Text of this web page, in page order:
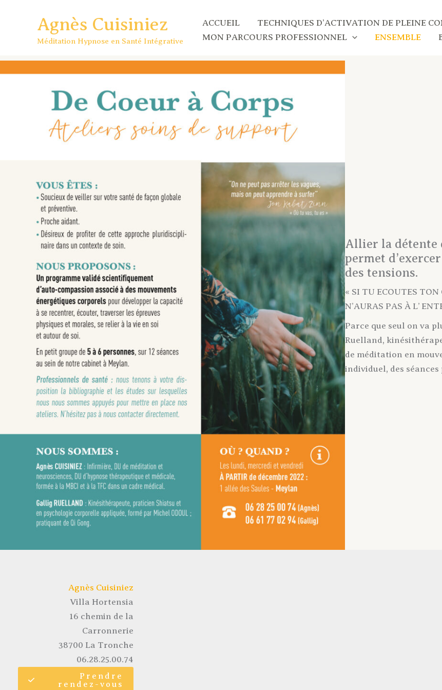
Agnès Cuisiniez
Méditation Hypnose en Santé Intégrative
ACCUEIL
TECHNIQUES D’ACTIVATION DE PLEINE
MON PARCOURS PROFESSIONNEL
ENSEMBLE
Allier la détente
permet
des tensions.
« SI TU ECOUTES
N’AURAS PAS À L’
Parce que seul on va
Ruelland,
de méditation en
individuel, des
Agnès Cuisiniez
Villa Hortensia
16 chemin de la
Carronnerie
38700 La Tronche
06.28.25.00.74
Prendre
rendez-vous